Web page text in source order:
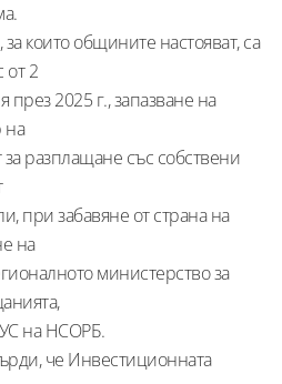
които общините настояват, са
от 2
2025 г., запазване на
на
разплащане със собствени
при забавяне от страна на
на
министерство за
УС на НСОРБ.
че Инвестиционната